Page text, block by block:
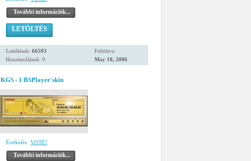
További információk...
LETÖLTÉS
Letöltések: 66593
Hozzászólások: 0
Feltöltve:
May 10, 2006
KGS - 1 BSPlayer'skin
Értékelés: VOTE!
További információk...